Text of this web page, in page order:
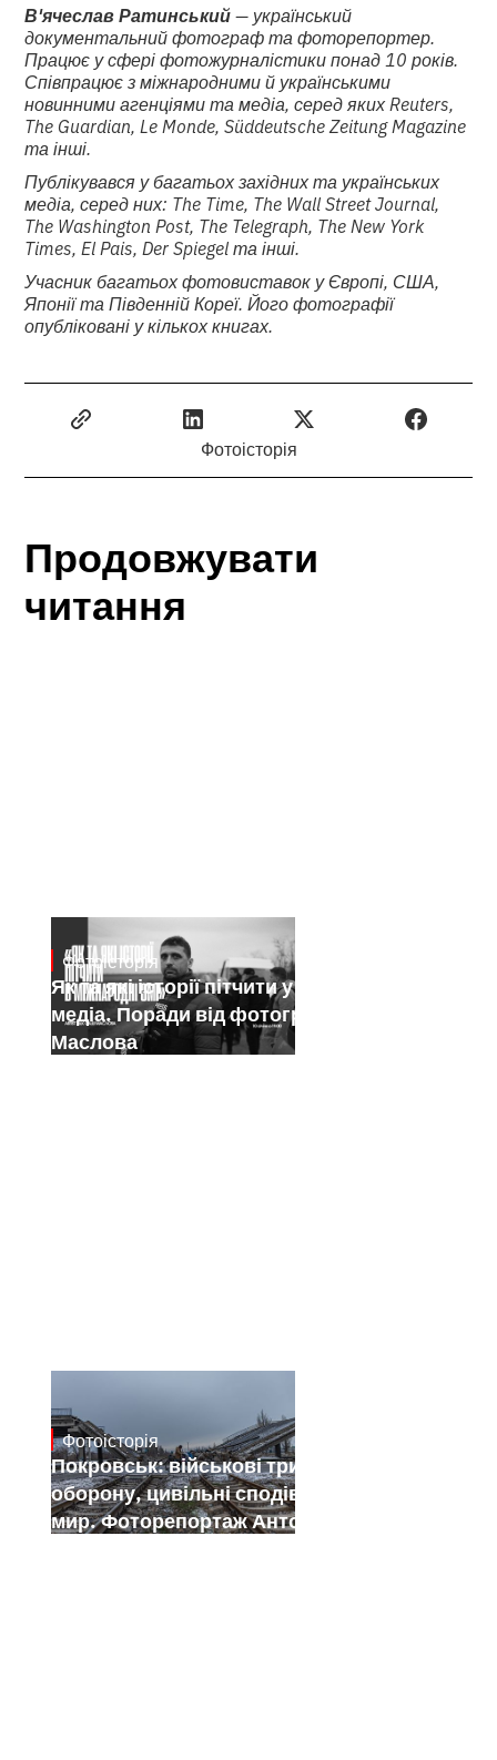
В'ячеслав Ратинський— український
документальний фотограф та фоторепортер.
Працює у сфері фотожурналістики понад 10 років.
Співпрацює з міжнародними й українськими
новинними агенціями та медіа, серед яких Reuters,
The Guardian, Le Monde, Süddeutsche Zeitung Magazine
та інші.
Публікувався у багатьох західних та українських
медіа, серед них: The Time, The Wall Street Journal,
The Washington Post, The Telegraph, The New York
Times, El Pais, Der Spiegel та інші.
Учасник багатьох фотовиставок у Європі, США,
Японії та Південній Кореї. Його фотографії
опубліковані у кількох книгах.
Фотоісторія
Продовжувати
читання
Фотоісторія
Як та які історії пітчити у міжнародні
медіа. Поради від фотографа Саші
Маслова
Фотоісторія
Покровськ: військові тримають
оборону, цивільні сподіваються на
мир. Фоторепортаж Антона Штуки